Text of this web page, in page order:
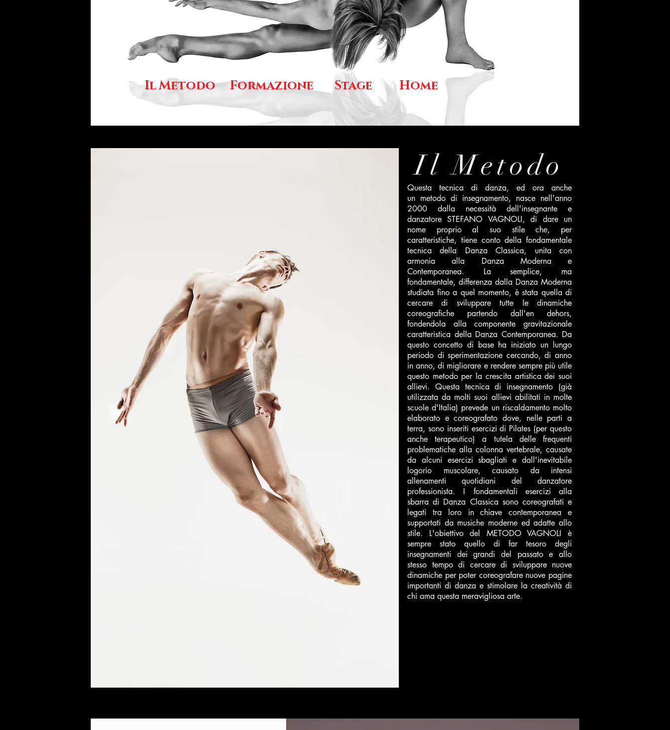
Il Metodo Formazione Stage Home
Il Metodo
Questa tecnica di danza, ed ora anche
un metodo di insegnamento, nasce nell'anno
2000 dalla necessità dell'insegnante e
danzatore STEFANO VAGNOLI, di dare un
nome proprio al suo stile che, per
caratteristiche, tiene conto della fondamentale
tecnica della Danza Classica, unita con
armonia alla Danza Moderna e
Contemporanea. La semplice, ma
fondamentale, differenza dalla Danza Moderna
studiata fino a quel momento, è stata quella di
cercare di sviluppare tutte le dinamiche
coreografiche partendo dall'en dehors,
fondendola alla componente gravitazionale
caratteristica della Danza Contemporanea. Da
questo concetto di base ha iniziato un lungo
periodo di sperimentazione cercando, di anno
in anno, di migliorare e rendere sempre più utile
questo metodo per la crescita artistica dei suoi
allievi. Questa tecnica di insegnamento (già
utilizzata da molti suoi allievi abilitati in molte
scuole d'Italia) prevede un riscaldamento molto
elaborato e coreografato dove, nelle parti a
terra, sono inseriti esercizi di Pilates (per questo
anche terapeutico) a tutela delle frequenti
problematiche alla colonna vertebrale, causate
da alcuni esercizi sbagliati e dall'inevitabile
logorio muscolare, causato da intensi
allenamenti quotidiani del danzatore
professionista. I fondamentali esercizi alla
sbarra di Danza Classica sono coreografati e
legati tra loro in chiave contemporanea e
supportati da musiche moderne ed adatte allo
stile. L'obiettivo del METODO VAGNOLI è
sempre stato quello di far tesoro degli
insegnamenti dei grandi del passato e allo
stesso tempo di cercare di sviluppare nuove
dinamiche per poter coreografare nuove pagine
importanti di danza e stimolare la creatività di
chi ama questa meravigliosa arte.